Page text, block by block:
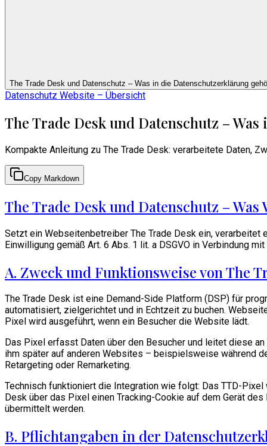
The Trade Desk und Datenschutz – Was in die Datenschutzerklärung
Datenschutz Website – Übersicht
The Trade Desk und Datenschutz –
Kompakte Anleitung zu The Trade Desk: verarbeitete Daten,
Copy Markdown
The Trade Desk und Datenschutz –
Setzt ein Webseitenbetreiber The Trade Desk ein,
Einwilligung gemäß Art. 6 Abs. 1 lit. a DSGVO in Verbindung
A. Zweck und Funktionsweise von The
The Trade Desk ist eine Demand-Side Platform (DSP) für
automatisiert, zielgerichtet und in Echtzeit zu buchen.
Pixel wird ausgeführt, wenn ein Besucher die Website lädt.
Das Pixel erfasst Daten über den Besucher und leitet diese
ihm später auf anderen Websites – beispielsweise während
Retargeting oder Remarketing.
Technisch funktioniert die Integration wie folgt: Das TTD-
Desk über das Pixel einen Tracking-Cookie auf dem Gerät
übermittelt werden.
B. Pflichtangaben in der